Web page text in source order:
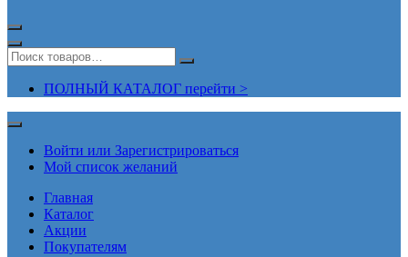
ПОЛНЫЙ КАТАЛОГ перейти >
Войти или Зарегистрироваться
Мой список желаний
Главная
Каталог
Акции
Покупателям